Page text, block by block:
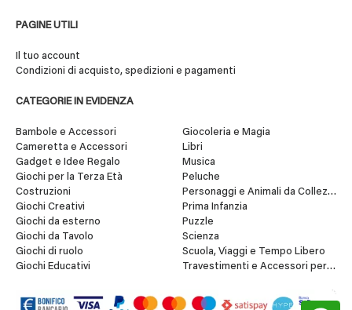
PAGINE UTILI
Il tuo account
Condizioni di acquisto, spedizioni e pagamenti
CATEGORIE IN EVIDENZA
Bambole e Accessori
Cameretta e Accessori
Gadget e Idee Regalo
Giochi per la Terza Età
Costruzioni
Giochi Creativi
Giochi da esterno
Giochi da Tavolo
Giochi di ruolo
Giochi Educativi
Giocoleria e Magia
Libri
Musica
Peluche
Personaggi e Animali da Collezione
Prima Infanzia
Puzzle
Scienza
Scuola, Viaggi e Tempo Libero
Travestimenti e Accessori per